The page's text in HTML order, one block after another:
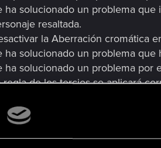
ha solucionado un problema
resaltada.
la Aberración cromática
ha solucionado un problema que
ha solucionado un problema por
regla de los tercios se aplicará
ha solucionado un problema
ha solucionado un problema
ha solucionado un problema
podía abrirse sin interfaz,